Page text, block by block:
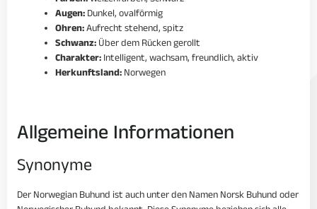
Augen:Dunkel, ovalförmig
Ohren:Aufrecht stehend, spitz
Schwanz:Über dem Rücken gerollt
Charakter:Intelligent, wachsam, freundlich, aktiv
Herkunftsland:Norwegen
Allgemeine Informationen
Synonyme
Der Norwegian Buhund ist auch unter den Namen Norsk Buhund oder